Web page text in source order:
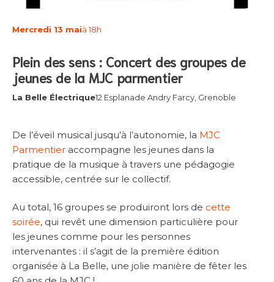
Mercredi 13 maià 18h
Plein des sens : Concert des groupes de
jeunes de la MJC parmentier
La Belle Électrique12 Esplanade Andry Farcy, Grenoble
De l’éveil musical jusqu’à l’autonomie, la MJC
Parmentier accompagne les jeunes dans la
pratique de la musique à travers une pédagogie
accessible, centrée sur le collectif.
Au total, 16 groupes se produiront lors de cette
soirée, qui revêt une dimension particulière pour
les jeunes comme pour les personnes
intervenantes : il s’agit de la première édition
organisée à La Belle, une jolie manière de fêter les